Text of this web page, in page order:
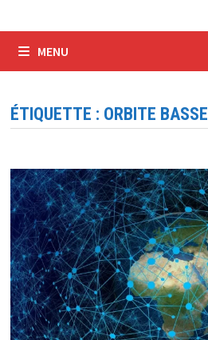
MENU
ÉTIQUETTE : ORBITE BASSE